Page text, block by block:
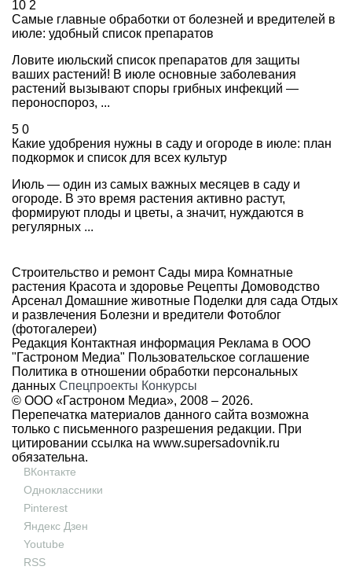
10 2
Самые главные обработки от болезней и вредителей в
июле: удобный список препаратов
Ловите июльский список препаратов для защиты
ваших растений! В июле основные заболевания
растений вызывают споры грибных инфекций —
пероноспороз, ...
5 0
Какие удобрения нужны в саду и огороде в июле: план
подкормок и список для всех культур
Июль — один из самых важных месяцев в саду и
огороде. В это время растения активно растут,
формируют плоды и цветы, а значит, нуждаются в
регулярных ...
Строительство и ремонт Сады мира Комнатные
растения Красота и здоровье Рецепты Домоводство
Арсенал Домашние животные Поделки для сада Отдых
и развлечения Болезни и вредители Фотоблог
(фотогалереи)
Редакция Контактная информация Реклама в ООО
"Гастроном Медиа" Пользовательское соглашение
Политика в отношении обработки персональных
данных Спецпроекты Конкурсы
© ООО «Гастроном Медиа», 2008 – 2026.
Перепечатка материалов данного сайта возможна
только с письменного разрешения редакции. При
цитировании ссылка на www.supersadovnik.ru
обязательна.
ВКонтакте
Одноклассники
Pinterest
Яндекс Дзен
Youtube
RSS